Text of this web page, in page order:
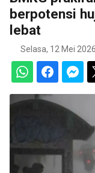
berpotensi
lebat
Selasa, 12 Mei